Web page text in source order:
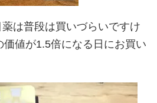
は普段は買いづらいですけ
値が1.5倍になる日にお買い